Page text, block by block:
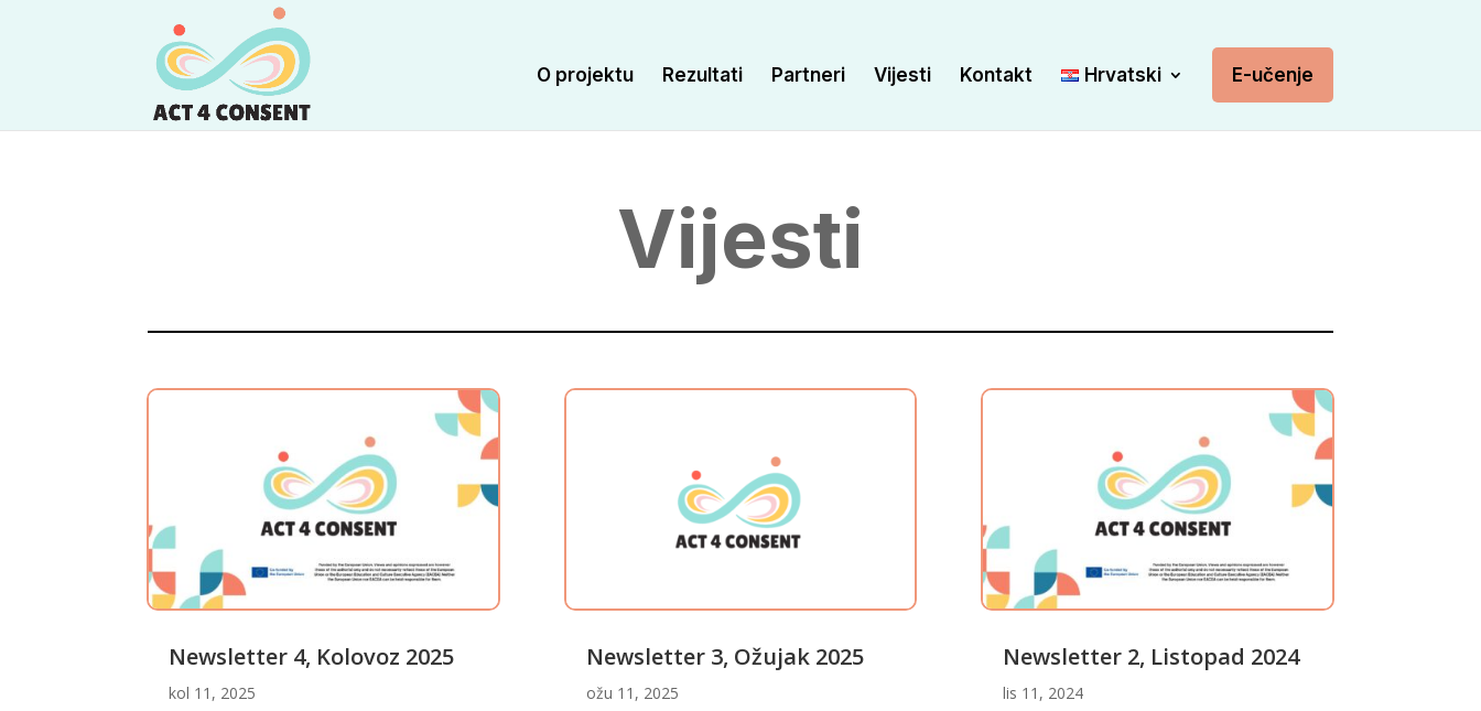
O projektu Rezultati Partneri Vijesti Kontakt Hrvatski E-učenje
Vijesti
Newsletter 4, Kolovoz 2025
kol 11, 2025
Newsletter 3, Ožujak 2025
ožu 11, 2025
Newsletter 2, Listopad 2024
lis 11, 2024